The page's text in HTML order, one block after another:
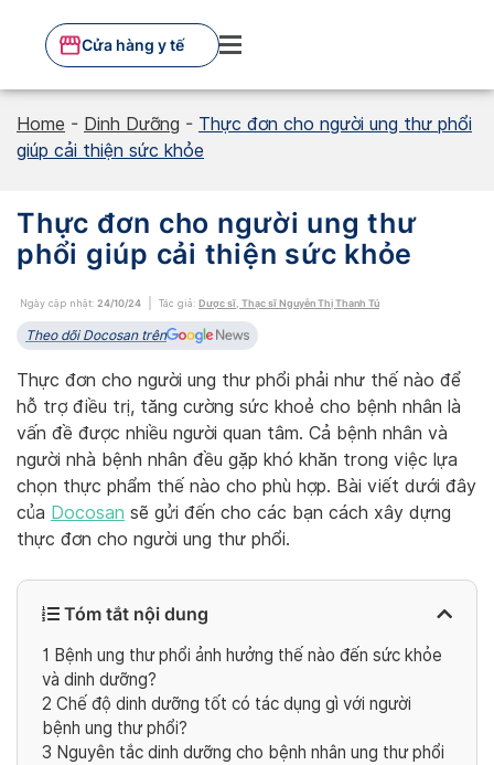
content
Cửa hàng y tế
Home - Dinh Dưỡng - Thực đơn cho người ung thư phổi
giúp cải thiện sức khỏe
Thực đơn cho người ung thư
phổi giúp cải thiện sức khỏe
Ngày cập nhật: 24/10/24 Tác giả: Dược sĩ, Thạc sĩ Nguyễn Thị Thanh Tú
Theo dõi Docosan trên
Thực đơn cho người ung thư phổi phải như thế nào để
hỗ trợ điều trị, tăng cường sức khoẻ cho bệnh nhân là
vấn đề được nhiều người quan tâm. Cả bệnh nhân và
người nhà bệnh nhân đều gặp khó khăn trong việc lựa
chọn thực phẩm thế nào cho phù hợp. Bài viết dưới đây
của Docosan sẽ gửi đến cho các bạn cách xây dựng
thực đơn cho người ung thư phổi.
Tóm tắt nội dung
1 Bệnh ung thư phổi ảnh hưởng thế nào đến sức khỏe
và dinh dưỡng?
2 Chế độ dinh dưỡng tốt có tác dụng gì với người
bệnh ung thư phổi?
3 Nguyên tắc dinh dưỡng cho bệnh nhân ung thư phổi